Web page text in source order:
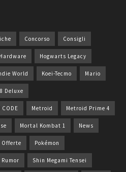
Concorso Consigli
Hardware Hogwarts Legacy
World Koei-Tecmo Mario
Deluxe
Metroid Metroid Prime 4
Mortal Kombat 1 News
Offerte Pokémon
Rumor Shin Megami Tensei